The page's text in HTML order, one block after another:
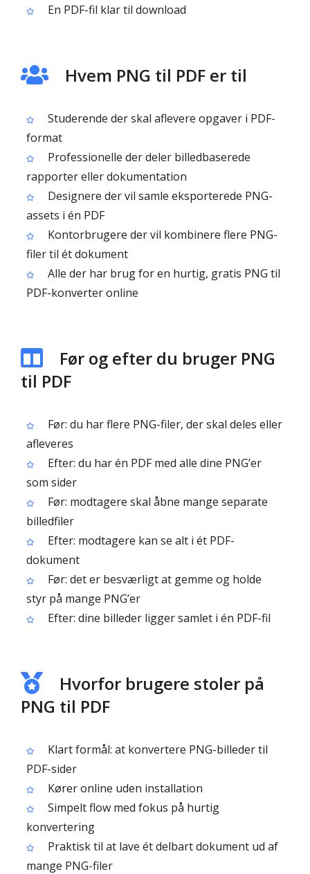
En PDF-fil klar til download
Hvem PNG til PDF er til
Studerende der skal aflevere opgaver i PDF-
format
Professionelle der deler billedbaserede
rapporter eller dokumentation
Designere der vil samle eksporterede PNG-
assets i én PDF
Kontorbrugere der vil kombinere flere PNG-
filer til ét dokument
Alle der har brug for en hurtig, gratis PNG til
PDF-konverter online
Før og efter du bruger PNG
til PDF
Før: du har flere PNG-filer, der skal deles eller
afleveres
Efter: du har én PDF med alle dine PNG’er
som sider
Før: modtagere skal åbne mange separate
billedfiler
Efter: modtagere kan se alt i ét PDF-
dokument
Før: det er besværligt at gemme og holde
styr på mange PNG’er
Efter: dine billeder ligger samlet i én PDF-fil
Hvorfor brugere stoler på
PNG til PDF
Klart formål: at konvertere PNG-billeder til
PDF-sider
Kører online uden installation
Simpelt flow med fokus på hurtig
konvertering
Praktisk til at lave ét delbart dokument ud af
mange PNG-filer